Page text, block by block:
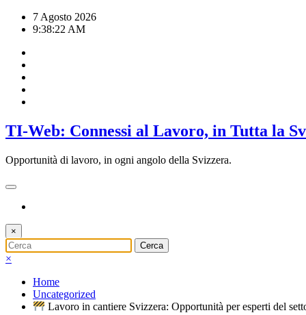
7 Agosto 2026
9:38:23 AM
TI-Web: Connessi al Lavoro, in Tutta la
Opportunità di lavoro, in ogni angolo della Svizzera.
×
×
Home
Uncategorized
Lavoro in cantiere Svizzera: Opportunità per esperti del